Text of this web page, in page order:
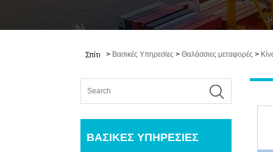
Σπίτι > Βασικές Υπηρεσίες > Θαλάσσιες μεταφορές >
ΒΑΣΙΚΈΣ ΥΠΗΡΕΣΊΕΣ